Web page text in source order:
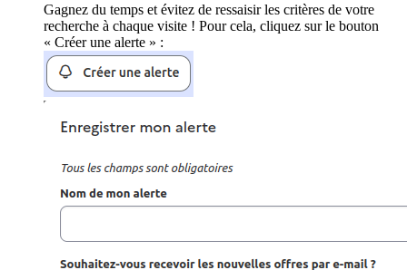
Gagnez du temps et évitez de ressaisir les critères de votre
recherche à chaque visite ! Pour cela, cliquez sur le bouton
« Créer une alerte » :